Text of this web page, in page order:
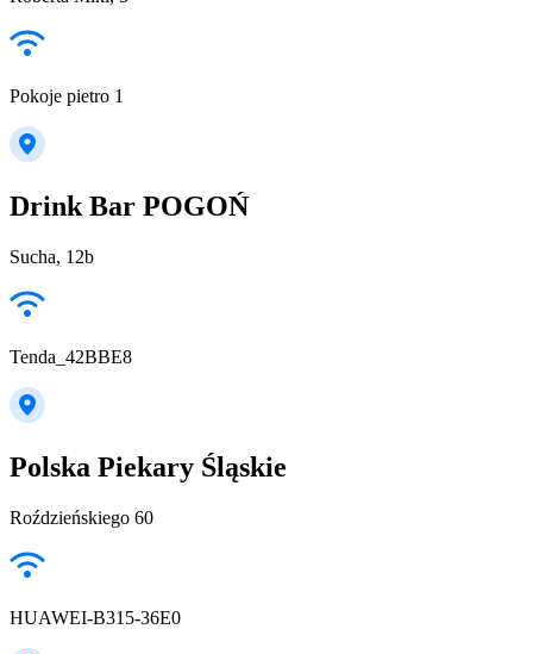
Pokoje pietro 1
Drink Bar POGOŃ
Sucha, 12b
Tenda_42BBE8
Polska Piekary Śląskie
Roździeńskiego 60
HUAWEI-B315-36E0